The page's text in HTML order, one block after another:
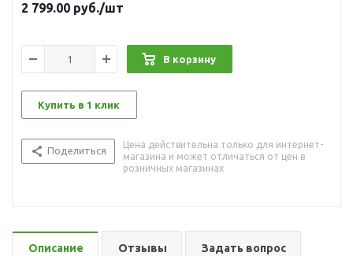
2 799.00 руб./шт
В корзину
Купить в 1 клик
Поделиться
Цена действительна только для интернет-
магазина и может отличаться от цен в
розничных магазинах
Описание Отзывы Задать вопрос